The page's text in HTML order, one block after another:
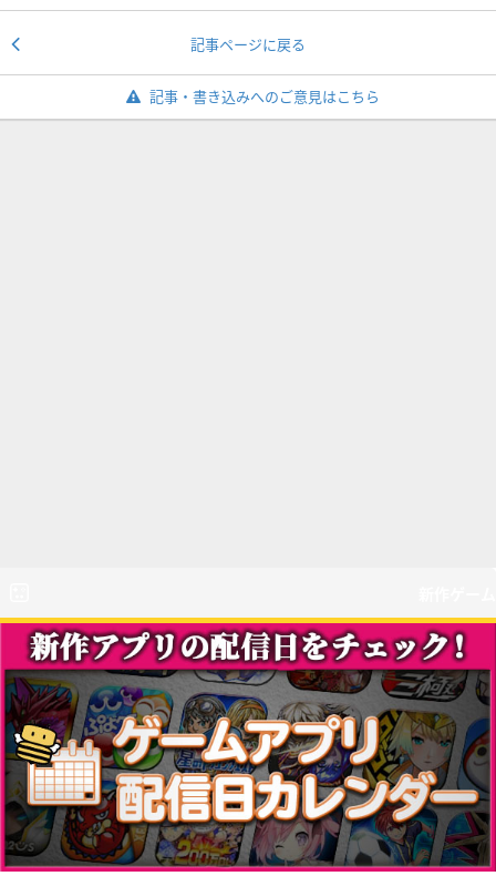
記事ページに戻る
記事・書き込みへのご意見はこちら